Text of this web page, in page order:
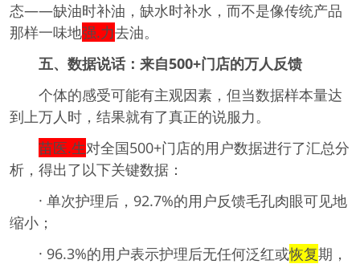
态——缺油时补油，缺水时补水，而不是像传统产品
那样一味地强.力去油。
五、数据说话：来自500+门店的万人反馈
个体的感受可能有主观因素，但当数据样本量达
到上万人时，结果就有了真正的说服力。
苗医.生对全国500+门店的用户数据进行了汇总分
析，得出了以下关键数据：
· 单次护理后，92.7%的用户反馈毛孔肉眼可见地
缩小；
· 96.3%的用户表示护理后无任何泛红或恢复期，